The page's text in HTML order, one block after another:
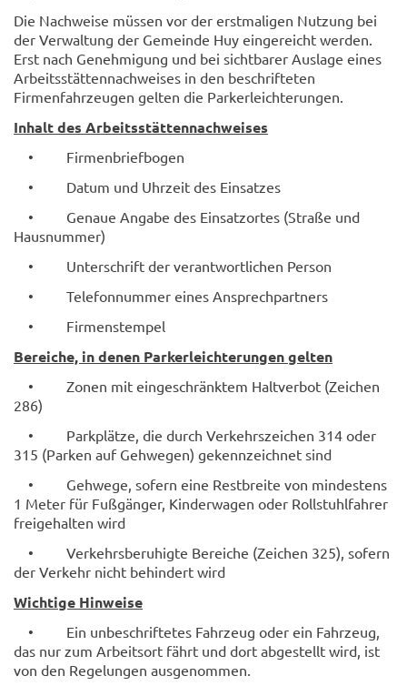
Die Nachweise müssen vor der erstmaligen Nutzung bei
der Verwaltung der Gemeinde Huy eingereicht werden.
Erst nach Genehmigung und bei sichtbarer Auslage eines
Arbeitsstättennachweises in den beschrifteten
Firmenfahrzeugen gelten die Parkerleichterungen.
Inhalt des Arbeitsstättennachweises
• Firmenbriefbogen
• Datum und Uhrzeit des Einsatzes
• Genaue Angabe des Einsatzortes (Straße und
Hausnummer)
• Unterschrift der verantwortlichen Person
• Telefonnummer eines Ansprechpartners
• Firmenstempel
Bereiche, in denen Parkerleichterungen gelten
• Zonen mit eingeschränktem Haltverbot (Zeichen
286)
• Parkplätze, die durch Verkehrszeichen 314 oder
315 (Parken auf Gehwegen) gekennzeichnet sind
• Gehwege, sofern eine Restbreite von mindestens
1 Meter für Fußgänger, Kinderwagen oder Rollstuhlfahrer
freigehalten wird
• Verkehrsberuhigte Bereiche (Zeichen 325), sofern
der Verkehr nicht behindert wird
Wichtige Hinweise
• Ein unbeschriftetes Fahrzeug oder ein Fahrzeug,
das nur zum Arbeitsort fährt und dort abgestellt wird, ist
von den Regelungen ausgenommen.